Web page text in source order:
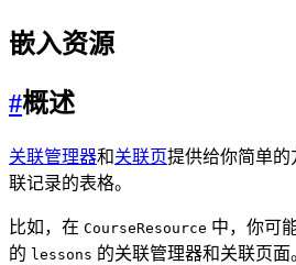
嵌入资源
#概述
关联管理器和关联页提供给你简单的
联记录的表格。
比如，在 CourseResource 中，你可
的 lessons 的关联管理器和关联页